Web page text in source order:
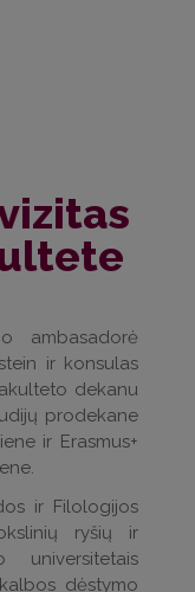
ambasadorė
ir konsulas
dekanu
prodekane
ir Erasmus+
ir Filologijos
ryšių ir
dėstymo